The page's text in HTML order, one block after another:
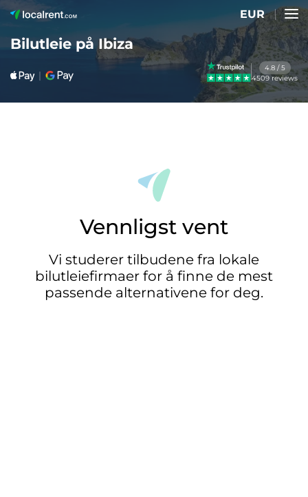
EUR
Bilutleie på Ibiza
4.8 / 5
4509 reviews
Vennligst vent
Vi studerer tilbudene fra lokale
bilutleiefirmaer for å finne de mest
passende alternativene for deg.